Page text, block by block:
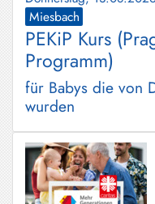
Miesbach
PEKiP Kurs
Programm)
für Babys die von
wurden